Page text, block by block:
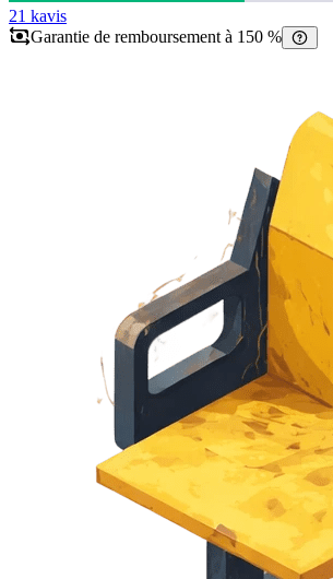
21 kavis
Garantie de remboursement à 150 %